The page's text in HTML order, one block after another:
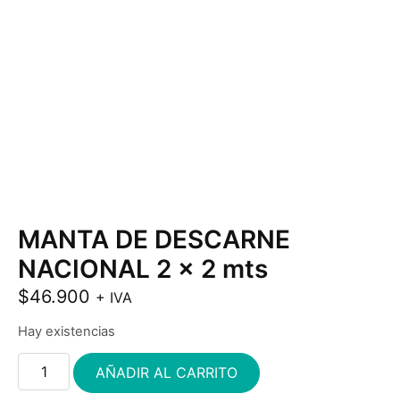
MANTA DE DESCARNE
NACIONAL 2 x 2 mts
$46.900 + IVA
Hay existencias
AÑADIR AL CARRITO